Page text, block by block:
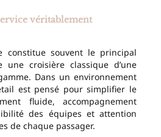
véritablement
constitue souvent le principal
croisière classique d’une
Dans un environnement
est pensé pour simplifier le
fluide, accompagnement
des équipes et attention
de chaque passager.